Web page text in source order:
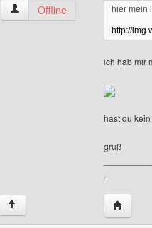
thomas-h Benutzer-Profile
Offline hier mein
http://
ich hab mir
hast du
gruß
.
↑ Website